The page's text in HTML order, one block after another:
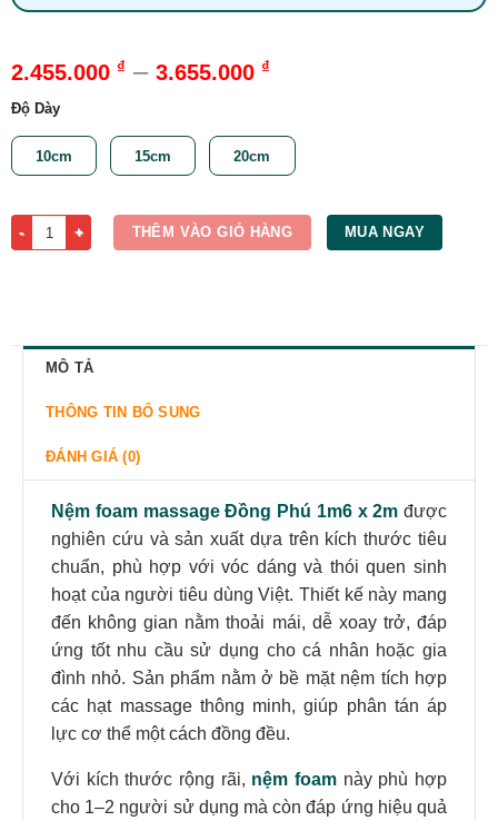
2.455.000 ₫ – 3.655.000 ₫
Độ Dày
10cm 15cm 20cm
Nệm Foam Massage Đồng Phú 1m6 x 2m số lượng
THÊM VÀO GIỎ HÀNG MUA NGAY
MÔ TẢ
THÔNG TIN BỔ SUNG
ĐÁNH GIÁ (0)
Nệm foam massage Đồng Phú 1m6 x 2m được
nghiên cứu và sản xuất dựa trên kích thước tiêu
chuẩn, phù hợp với vóc dáng và thói quen sinh
hoạt của người tiêu dùng Việt. Thiết kế này mang
đến không gian nằm thoải mái, dễ xoay trở, đáp
ứng tốt nhu cầu sử dụng cho cá nhân hoặc gia
đình nhỏ. Sản phẩm nằm ở bề mặt nệm tích hợp
các hạt massage thông minh, giúp phân tán áp
lực cơ thể một cách đồng đều.
Với kích thước rộng rãi, nệm foam này phù hợp
cho 1–2 người sử dụng mà còn đáp ứng hiệu quả